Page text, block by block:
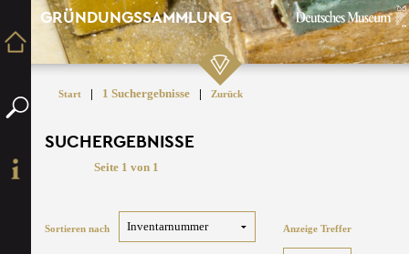
GRÜNDUNGSSAMMLUNG
Start | 1 Suchergebnisse | Zurück
SUCHERGEBNISSE
Seite 1 von 1
Sortieren nach Anzeige Treffer